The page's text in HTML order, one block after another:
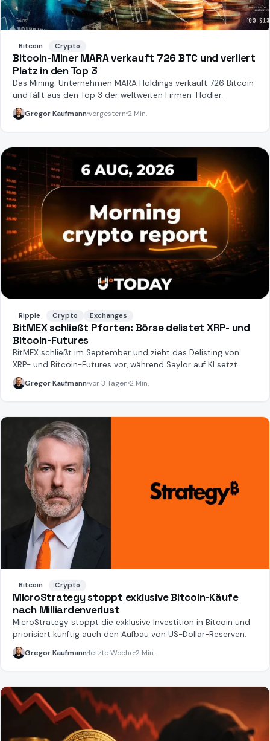
Bitcoin Crypto
Bitcoin-Miner MARA verkauft 726 BTC und verliert
Platz in den Top 3
Das Mining-Unternehmen MARA Holdings verkauft 726 Bitcoin
und fällt aus den Top 3 der weltweiten Firmen-Hodler.
Gregor Kaufmannvorgestern 2 Min.
Ripple Crypto Exchanges
BitMEX schließt Pforten: Börse delistet XRP- und
Bitcoin-Futures
BitMEX schließt im September und zieht das Delisting von
XRP- und Bitcoin-Futures vor, während Saylor auf KI setzt.
Gregor Kaufmannvor 3 Tagen 2 Min.
Bitcoin Crypto
MicroStrategy stoppt exklusive Bitcoin-Käufe
nach Milliardenverlust
MicroStrategy stoppt die exklusive Investition in Bitcoin und
priorisiert künftig auch den Aufbau von US-Dollar-Reserven.
Gregor Kaufmann letzte Woche2 Min.